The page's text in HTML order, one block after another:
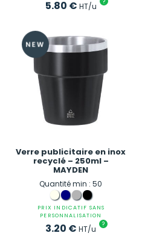
5.80 € HT/u
Verre publicitaire en inox
recyclé – 250ml –
MAYDEN
Quantité min : 50
PRIX INDICATIF SANS
PERSONNALISATION
3.20 € HT/u ?